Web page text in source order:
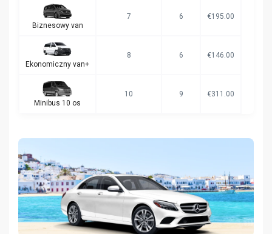
Biznesowy van
7 6 €195.00
Ekonomiczny van+
8 6 €146.00
Minibus 10 os
10 9 €311.00